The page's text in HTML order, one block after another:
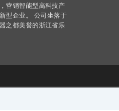
营销智能型高科技产
型企业。 公司坐落于
之都美誉的浙江省乐